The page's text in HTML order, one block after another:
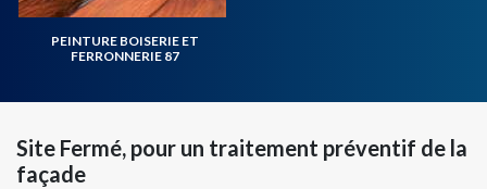
PEINTURE BOISERIE ET
FERRONNERIE 87
Site Fermé, pour un traitement préventif de la
façade